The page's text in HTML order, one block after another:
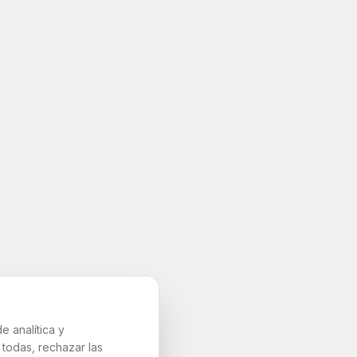
analítica y
rechazar las